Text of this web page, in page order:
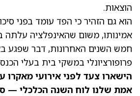
הוצאות.
הוא גם הזהיר כי הפד עומד בפני
חמש השנים האחרונות, דבר שפגע
פרופורציונלי במשקי בית בעלי
הישארו צעד לפני אירועי מאקרו
אמת שלנו לוח השנה הכלכלי —